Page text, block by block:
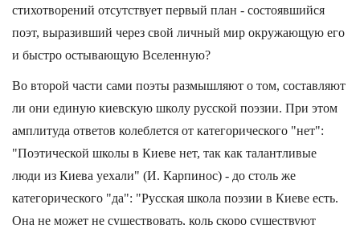
стихотворений отсутствует первый план - состоявшийся
поэт, выразивший через свой личный мир окружающую его
и быстро остывающую Вселенную?
Во второй части сами поэты размышляют о том, составляют
ли они единую киевскую школу русской поэзии. При этом
амплитуда ответов колеблется от категорического "нет":
"Поэтической школы в Киеве нет, так как талантливые
люди из Киева уехали" (И. Карпинос) - до столь же
категорического "да": "Русская школа поэзии в Киеве есть.
Она не может не существовать, коль скоро существуют